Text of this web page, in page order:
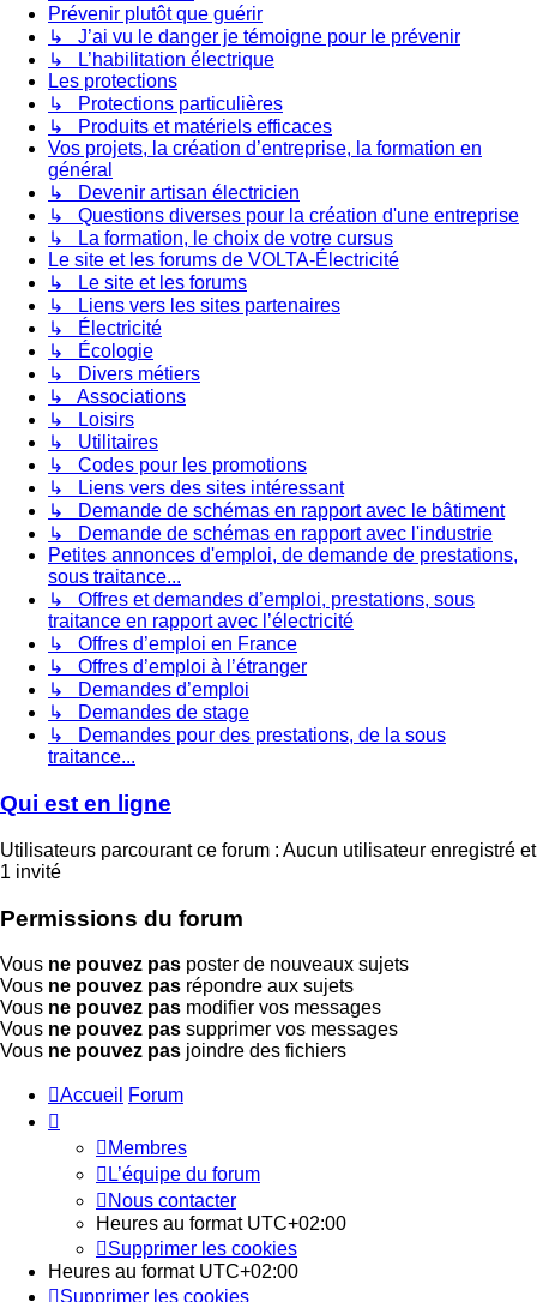
Prévenir plutôt que guérir
↳ J’ai vu le danger je témoigne pour le prévenir
↳ L’habilitation électrique
Les protections
↳ Protections particulières
↳ Produits et matériels efficaces
Vos projets, la création d’entreprise, la formation en
général
↳ Devenir artisan électricien
↳ Questions diverses pour la création d'une entreprise
↳ La formation, le choix de votre cursus
Le site et les forums de VOLTA-Électricité
↳ Le site et les forums
↳ Liens vers les sites partenaires
↳ Électricité
↳ Écologie
↳ Divers métiers
↳ Associations
↳ Loisirs
↳ Utilitaires
↳ Codes pour les promotions
↳ Liens vers des sites intéressant
↳ Demande de schémas en rapport avec le bâtiment
↳ Demande de schémas en rapport avec l'industrie
Petites annonces d'emploi, de demande de prestations,
sous traitance...
↳ Offres et demandes d’emploi, prestations, sous
traitance en rapport avec l’électricité
↳ Offres d’emploi en France
↳ Offres d’emploi à l’étranger
↳ Demandes d’emploi
↳ Demandes de stage
↳ Demandes pour des prestations, de la sous
traitance...
Qui est en ligne
Utilisateurs parcourant ce forum : Aucun utilisateur enregistré et
1 invité
Permissions du forum
Vous ne pouvez pas poster de nouveaux sujets
Vous ne pouvez pas répondre aux sujets
Vous ne pouvez pas modifier vos messages
Vous ne pouvez pas supprimer vos messages
Vous ne pouvez pas joindre des fichiers
Accueil Forum
Membres
L’équipe du forum
Nous contacter
Heures au format UTC+02:00
Supprimer les cookies
Heures au format UTC+02:00
Supprimer les cookies